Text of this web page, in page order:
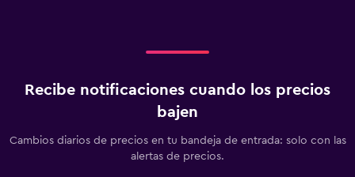
Recibe notificaciones cuando los precios
bajen
Cambios diarios de precios en tu bandeja de entrada: solo con las
alertas de precios.